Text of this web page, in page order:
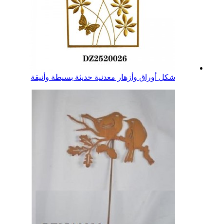
شكل أوراق وأزهار معدنية حديثة بسيطة وأنيقة